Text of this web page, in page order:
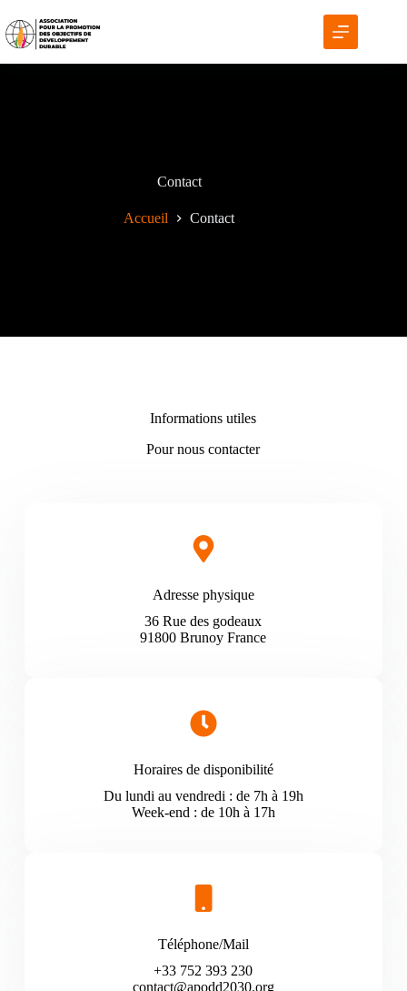
Contact
Accueil Contact
Informations utiles
Pour nous contacter
Adresse physique
36 Rue des godeaux
91800 Brunoy France
Horaires de disponibilité
Du lundi au vendredi : de 7h à 19h
Week-end : de 10h à 17h
Téléphone/Mail
+33 752 393 230
contact@apodd2030.org